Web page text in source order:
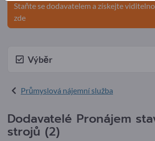
Staňte se dodavatelem a získejte
zde
Výběr
Průmyslová nájemní služba
Dodavatelé Pronájem
strojů (2)